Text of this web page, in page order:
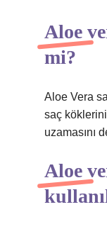
Aloe
mi?
Aloe Vera
saç köklerini
uzamasını
Aloe